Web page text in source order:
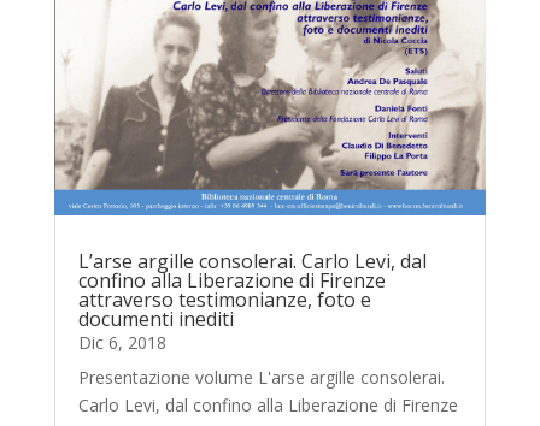
L’arse argille consolerai. Carlo Levi, dal
confino alla Liberazione di Firenze
attraverso testimonianze, foto e
documenti inediti
Dic 6, 2018
Presentazione volume L'arse argille consolerai.
Carlo Levi, dal confino alla Liberazione di Firenze